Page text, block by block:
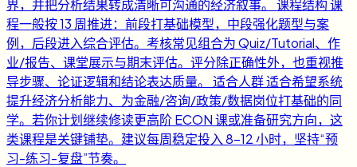
界，并把分析结果转成清晰可沟通的经济叙事。 课程结构 课
程一般按 13 周推进：前段打基础模型，中段强化题型与案
例，后段进入综合评估。考核常见组合为 Quiz/Tutorial、作
业/报告、课堂展示与期末评估。评分除正确性外，也重视推
导步骤、论证逻辑和结论表达质量。 适合人群 适合希望系统
提升经济分析能力、为金融/咨询/政策/数据岗位打基础的同
学。若你计划继续修读更高阶 ECON 课或准备研究方向，这
类课程是关键铺垫。建议每周稳定投入 8-12 小时，坚持“预
习-练习-复盘”节奏。